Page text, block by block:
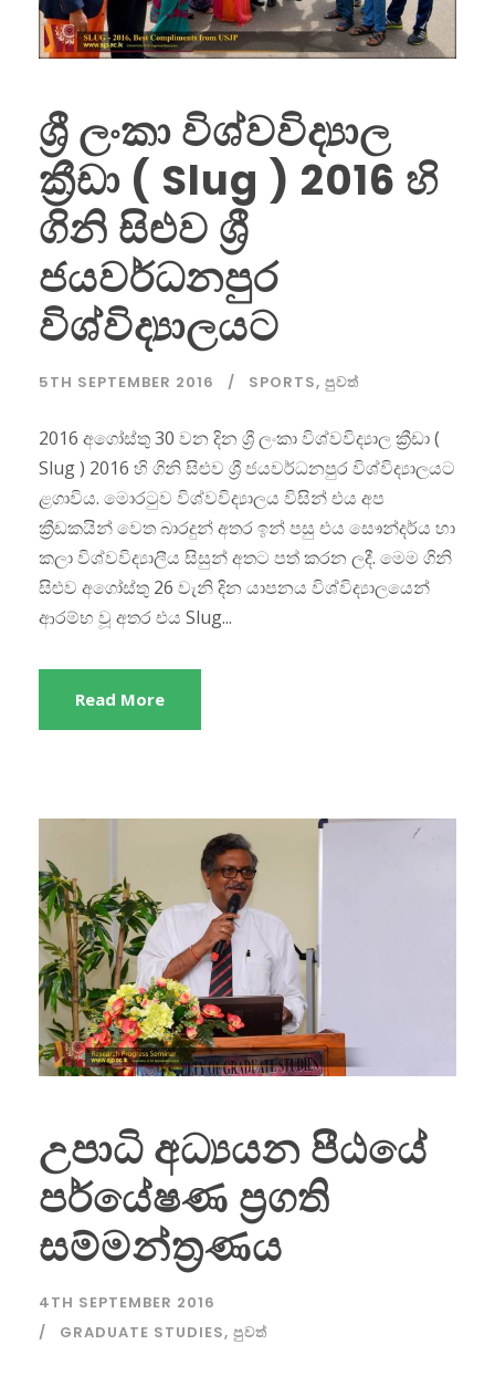
ශ්‍රී ලංකා විශ්වවිද්‍යාල
ක්‍රීඩා ( Slug ) 2016 හි
ගිනි සිළුව ශ්‍රී
ජයවර්ධනපුර
විශ්විද්‍යාලයට
5TH SEPTEMBER 2016 SPORTS, පුවත්
2016 අගෝස්තු 30 වන දින ශ්‍රී ලංකා විශ්වවිද්‍යාල ක්‍රීඩා (
Slug ) 2016 හි ගිනි සිළුව ශ්‍රී ජයවර්ධනපුර විශ්විද්‍යාලයට
ළගාවිය. මොරටුව විශ්වවිද්‍යාලය විසින් එය අප
ක්‍රීඩකයින් වෙත බාරදුන් අතර ඉන් පසු එය සෞන්දර්ය හා
කලා විශ්වවිද්‍යාලීය සිසුන් අතට පත් කරන ලදී. මෙම ගිනි
සිළුව අගෝස්තු 26 වැනි දින යාපනය විශ්විද්‍යාලයෙන්
ආරම්භ වූ අතර එය Slug...
Read More
උපාධි අධ්‍යයන පීඨයේ
පර්යේෂණ ප්‍රගති
සම්මන්ත්‍රණය
4TH SEPTEMBER 2016
GRADUATE STUDIES, පුවත්